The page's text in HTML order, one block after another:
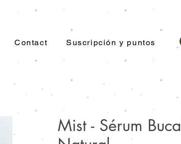
Contact Suscripción y puntos
Mist - Sérum Bucal